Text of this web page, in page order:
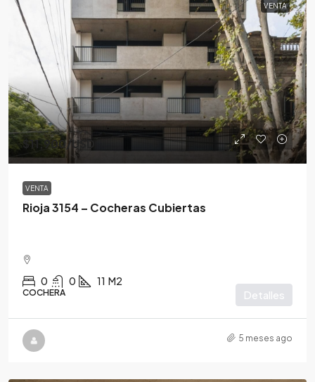
VENTA
$11,900/USD
VENTA
Rioja 3154 – Cocheras Cubiertas
0 0 11 M2
COCHERA Detalles
5 meses ago